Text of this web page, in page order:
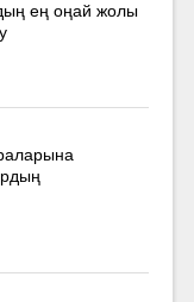
ең оңай жолы